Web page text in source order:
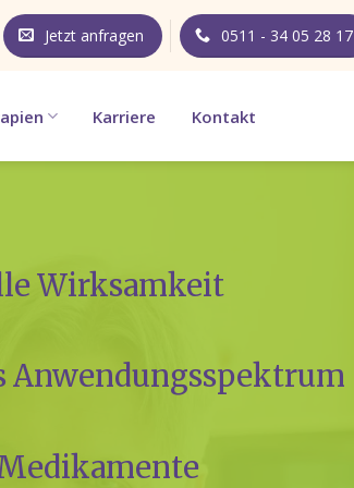
Jetzt anfragen 0511 - 34 05 28 17
Karriere Kontakt
Wirk­sam­keit
Anwen­dungs­spek­trum